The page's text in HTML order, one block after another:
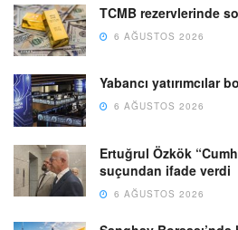
TCMB rezervlerinde
6 AĞUSTOS 2026
Yabancı yatırımcılar
6 AĞUSTOS 2026
Ertuğrul Özkök
suçundan ifade verdi
6 AĞUSTOS 2026